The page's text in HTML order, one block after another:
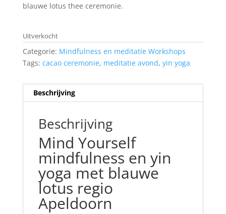
blauwe lotus thee ceremonie.
Uitverkocht
Categorie: Mindfulness en meditatie Workshops
Tags: cacao ceremonie, meditatie avond, yin yoga
Beschrijving
Beschrijving
Mind Yourself
mindfulness en yin
yoga met blauwe
lotus regio
Apeldoorn